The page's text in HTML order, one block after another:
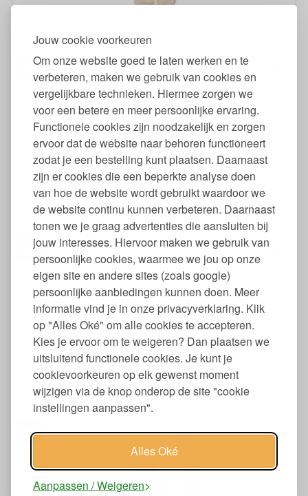
Jouw cookie voorkeuren
Om onze website goed te laten werken en te
verbeteren, maken we gebruik van cookies en
vergelijkbare technieken. Hiermee zorgen we
voor een betere en meer persoonlijke ervaring.
Functionele cookies zijn noodzakelijk en zorgen
ervoor dat de website naar behoren functioneert
zodat je een bestelling kunt plaatsen. Daarnaast
zijn er cookies die een beperkte analyse doen
van hoe de website wordt gebruikt waardoor we
de website continu kunnen verbeteren. Daarnaast
tonen we je graag advertenties die aansluiten bij
jouw interesses. Hiervoor maken we gebruik van
persoonlijke cookies, waarmee we jou op onze
eigen site en andere sites (zoals google)
persoonlijke aanbiedingen kunnen doen. Meer
informatie vind je in onze privacyverklaring. Klik
op "Alles Oké" om alle cookies te accepteren.
Kies je ervoor om te weigeren? Dan plaatsen we
uitsluitend functionele cookies. Je kunt je
cookievoorkeuren op elk gewenst moment
wijzigen via de knop onderop de site "cookie
instellingen aanpassen".
Alles Oké
Aanpassen / Weigeren
Slaapzak Baby Biokatoen Lange Mouw met Overslag 0,75 TOG
90 24,
Slaapzak Mouwloos Biokatoen met Rits 1 TOG
61,95 €44,